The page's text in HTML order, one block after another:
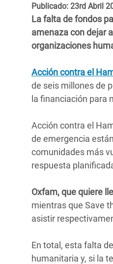
Conflictos y
Desigualdad
Inequality and
Digital Age
Erradiquemos
se Oculta tras
mujeres y niñas
ayuda
a
la
navegación
Publicado: 23rd Abril
La falta de fondos
amenaza con dejar
organizaciones
Acción contra el
de seis millones de
la financiación para
Acción contra el
de emergencia
comunidades más
respuesta
Oxfam, que quiere
mientras que Save
asistir
En total, esta falta
humanitaria y, si la